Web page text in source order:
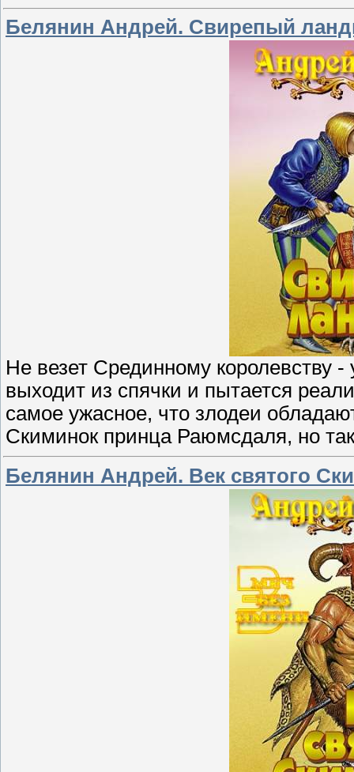
Белянин Андрей. Свирепый
Не везет Срединному королевству
выходит из спячки и пытается
самое ужасное, что злодеи
Скиминок принца Раюмсдаля, но
Белянин Андрей. Век святого